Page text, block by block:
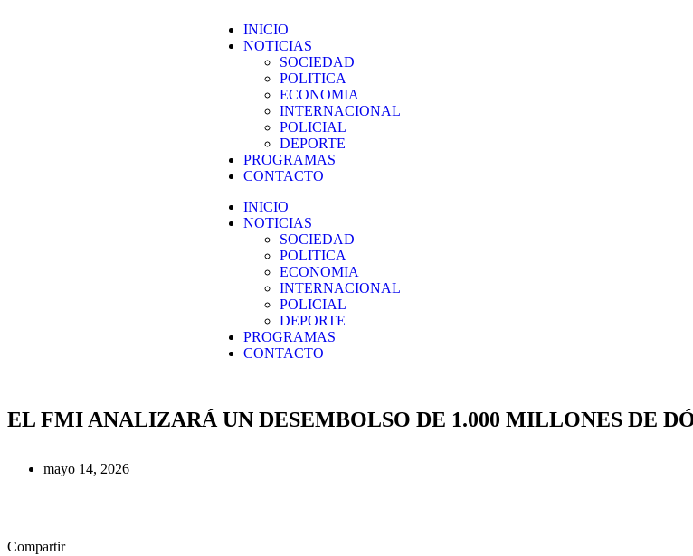
INICIO
NOTICIAS
SOCIEDAD
POLITICA
ECONOMIA
INTERNACIONAL
POLICIAL
DEPORTE
PROGRAMAS
CONTACTO
INICIO
NOTICIAS
SOCIEDAD
POLITICA
ECONOMIA
INTERNACIONAL
POLICIAL
DEPORTE
PROGRAMAS
CONTACTO
EL FMI ANALIZARÁ UN DESEMBOLSO DE 1.000 MILLONES DE
mayo 14, 2026
Compartir